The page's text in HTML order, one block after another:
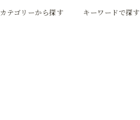
カテゴリーから探す キーワードで探す